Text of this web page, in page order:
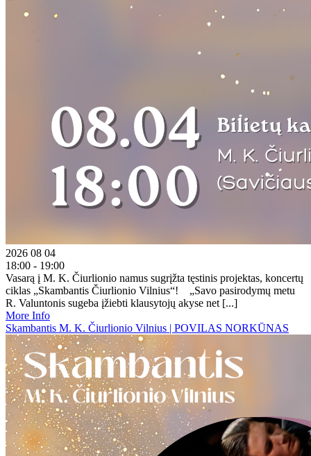
2026 08 04
18:00 - 19:00
Vasarą į M. K. Čiurlionio namus sugrįžta tęstinis projektas, koncertų
ciklas „Skambantis Čiurlionio Vilnius“! „Savo pasirodymų metu
R. Valuntonis sugeba įžiebti klausytojų akyse net [...]
More Info
Skambantis M. K. Čiurlionio Vilnius | POVILAS NORKŪNAS